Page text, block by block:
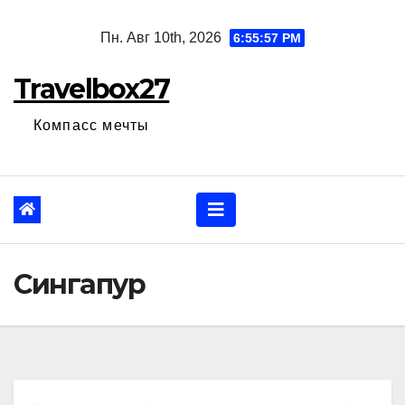
Пн. Авг 10th, 2026 6:55:59 PM
Travelbox27
Компасс мечты
Сингапур